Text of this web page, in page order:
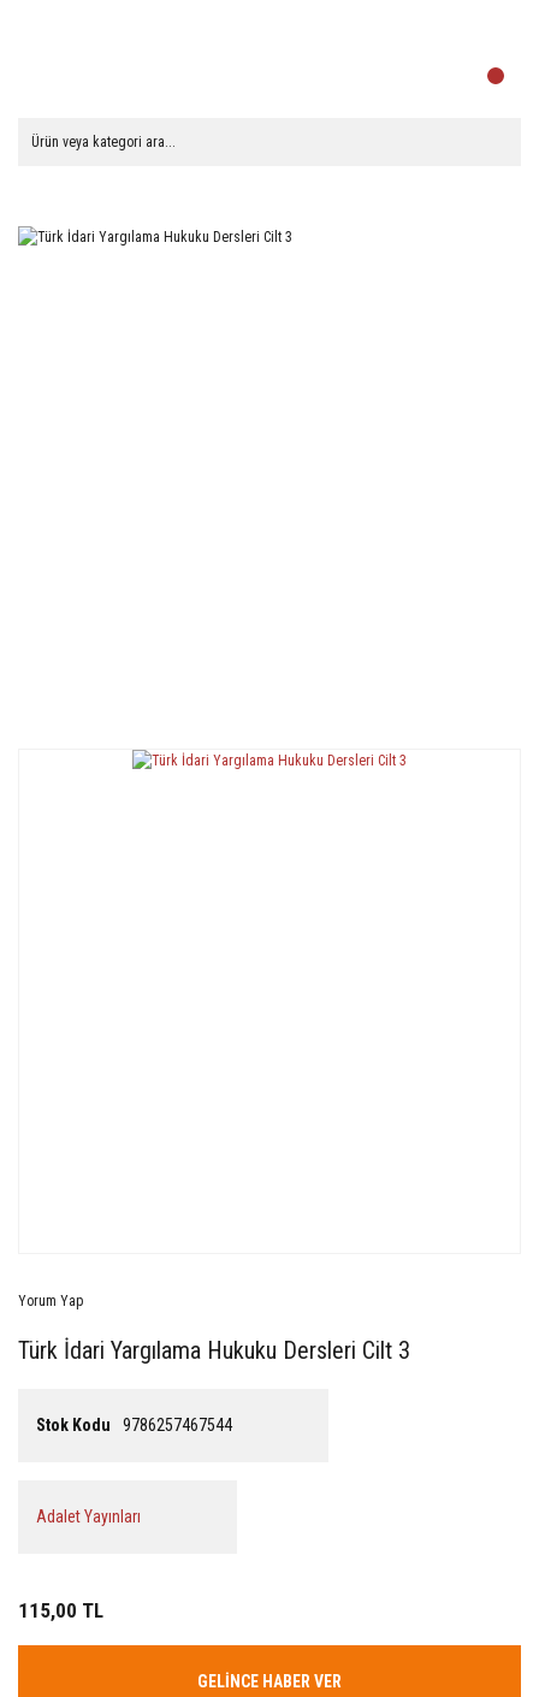
Yorum Yap
Türk İdari Yargılama Hukuku Dersleri Cilt 3
Stok Kodu 9786257467544
Adalet Yayınları
115,00 TL
GELİNCE HABER VER